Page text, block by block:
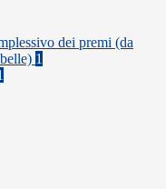
dei premi (da
1